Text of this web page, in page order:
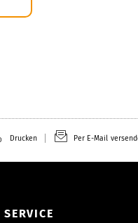
Drucken Per E-Mail
SERVICE